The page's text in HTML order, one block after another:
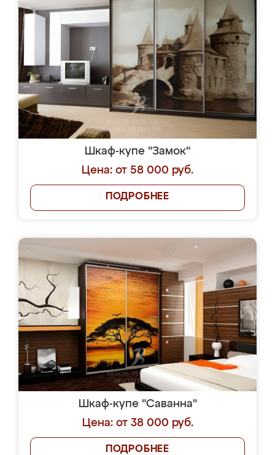
Шкаф-купе "Замок"
Цена: от 58 000 руб.
ПОДРОБНЕЕ
Шкаф-купе "Саванна"
Цена: от 38 000 руб.
ПОДРОБНЕЕ